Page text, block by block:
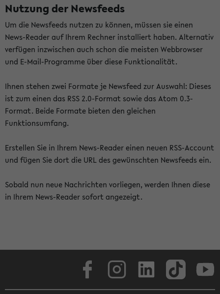
Nutzung der Newsfeeds
Um die Newsfeeds nutzen zu können, müssen sie einen
News-Reader auf Ihrem Rechner installiert haben. Alternativ
verfügen inzwischen auch schon die meisten Webbrowser
und E-Mail-Programme über diese Funktionalität.
Ihnen stehen zwei Formate je Newsfeed zur Auswahl: Dieses
ist zum einen das RSS 2.0-Format sowie das Atom 0.3-
Format. Beide Formate bieten den gleichen
Funktionsumfang.
Erstellen Sie in Ihrem News-Reader einen neuen RSS-Account
und fügen Sie dort die URL des gewünschten Newsfeeds ein.
Sobald nun neue Nachrichten vorliegen, werden Ihnen diese
in Ihrem News-Reader sofort angezeigt.